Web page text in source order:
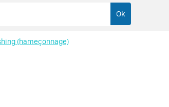
(hameçonnage)